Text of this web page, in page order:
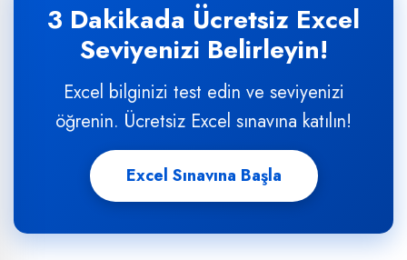
3 Dakikada Ücretsiz Excel
Seviyenizi Belirleyin!
Excel bilginizi test edin ve seviyenizi
öğrenin. Ücretsiz Excel sınavına katılın!
Excel Sınavına Başla